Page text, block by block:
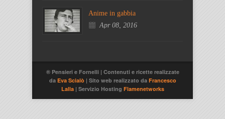
Anime in gabbia
Apr 08, 2016
® Pensieri e Fornelli | Contenuti e ricette realizzate
da Eva Scialò | Sito web realizzato da Francesco
Lalla | Servizio Hosting Flamenetworks